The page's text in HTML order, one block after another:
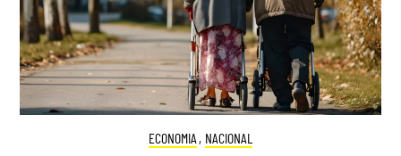
ECONOMIA , NACIONAL